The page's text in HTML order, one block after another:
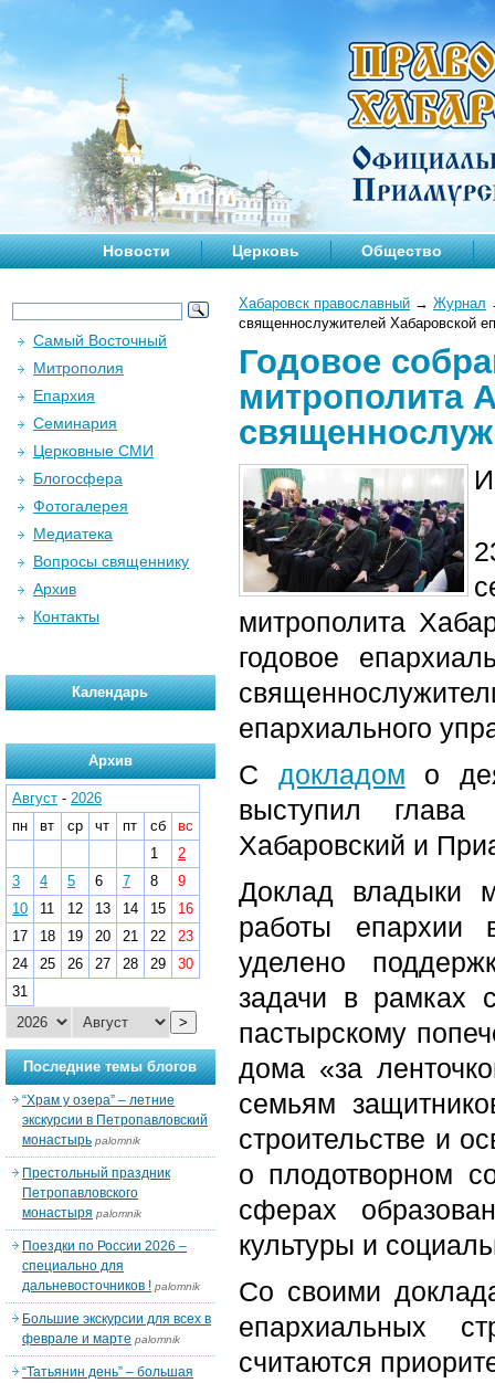
Новости Церковь Общество
Хабаровск православный → Журнал
священнослужителей Хабаровской
Годовое
митрополита
митрополита
годовое
епархиального
С докладом о
выступил
Хабаровский и
Доклад владыки
работы епархии
уделено
задачи в рамках
пастырскому
дома «за
семьям
строительстве и
о плодотворном
сферах
культуры и
Со своими
епархиальных
считаются
Самый Восточный
Митрополия
Епархия
Семинария
Церковные СМИ
Блогосфера
Фотогалерея
Медиатека
Вопросы священнику
Архив
Контакты
Календарь
Архив
Август - 2026
пн
вт ср чт пт сб
вс
1
2
3
4 5 6 7 8
9
10
11 12 13 14 15
16
17
18 19 20 21 22
23
24
25 26 27 28 29
30
31
>
Последние темы блогов
“Храм у озера” – летние
экскурсии в Петропавловский
монастырь palomnik
Престольный праздник
Петропавловского
монастыря palomnik
Поездки по России 2026 –
специально для
дальневосточников ! palomnik
Большие экскурсии для всех в
феврале и марте palomnik
“Татьянин день” – большая